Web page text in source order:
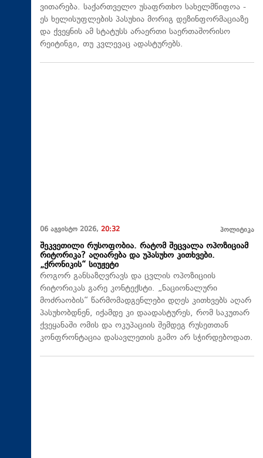
ვითარება. საქართველო უსაფრთხო სახელმწიფოა -
ეს ხელისუფლების პასუხია მორიგ დეზინფორმაციაზე
და ქვეყნის ამ სტატუსს არაერთი საერთაშორისო
რეიტინგი, თუ კვლევაც ადასტურებს.
06 აგვისტო 2026, 20:32 პოლიტიკა
შეკვეთილი რუსოფობია. რატომ შეცვალა ოპოზიციამ
რიტორიკა? აღიარება და უპასუხო კითხვები.
„ქრონიკის“ სიუჟეტი
როგორ განსაზღვრავს და ცვლის ოპოზიციის
რიტორიკას გარე კონტექსტი. „ნაციონალური
მოძრაობის“ წარმომადგენლები დღეს კითხვებს აღარ
პასუხობდნენ, იქამდე კი დაადასტურეს, რომ საკუთარ
ქვეყანაში ომის და ოკუპაციის შემდეგ რუსეთთან
კონფრონტაცია დასავლეთის გამო არ სჭირდებოდათ.